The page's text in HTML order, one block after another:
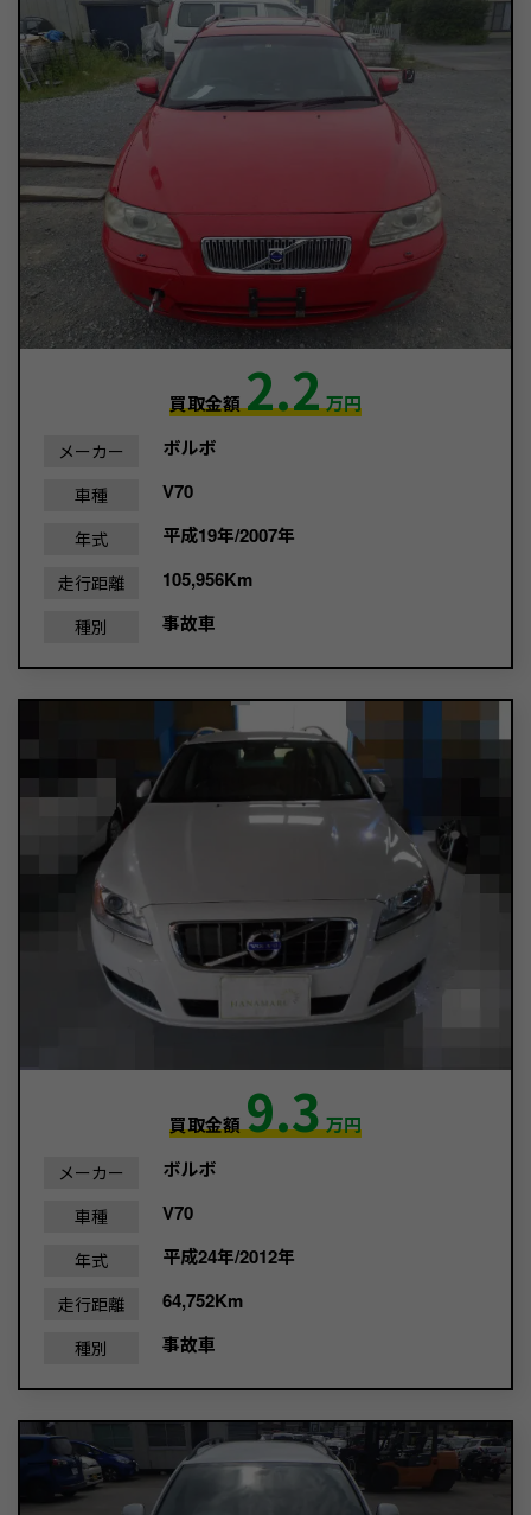
買取金額2.2万円
メーカー ボルボ
車種 V70
年式 平成19年/2007年
走行距離 105,956Km
種別 事故車
買取金額9.3万円
メーカー ボルボ
車種 V70
年式 平成24年/2012年
走行距離 64,752Km
種別 事故車